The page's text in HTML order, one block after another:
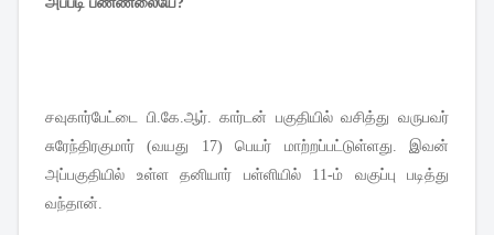
சவுகார்பேட்டை பி.கே.ஆர். கார்டன் பகுதியில் வசித்து வருபவர்
சுரேந்திரகுமார் (வயது 17) பெயர் மாற்றப்பட்டுள்ளது. இவன்
அப்பகுதியில் உள்ள தனியார் பள்ளியில் 11-ம் வகுப்பு படித்து
வந்தான்.